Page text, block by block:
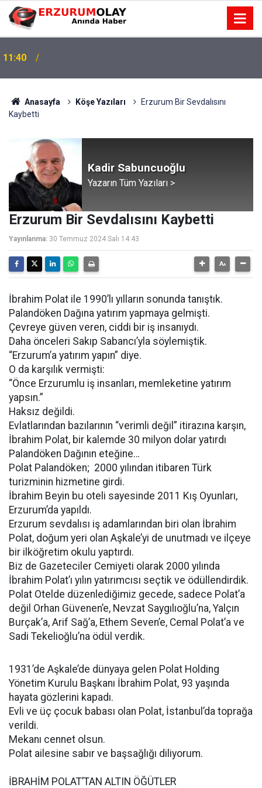
11:37
Anasayfa Köşe Yazıları
Erzurum Bir Sevdalısını
Kaybetti
Kadir Sabuncuoğlu
Yazarın Tüm Yazıları >
Erzurum Bir Sevdalısını Kaybetti
Yayınlanma: 30 Temmuz 2024 Salı 14:43
İbrahim Polat ile 1990’lı yılların sonunda tanıştık.
Palandöken Dağına yatırım yapmaya gelmişti.
Çevreye güven veren, ciddi bir iş insanıydı.
Daha önceleri Sakıp Sabancı’yla söylemiştik.
“Erzurum’a yatırım yapın” diye.
O da karşılık vermişti:
“Önce Erzurumlu iş insanları, memleketine yatırım
yapsın.”
Haksız değildi.
Evlatlarından bazılarının “verimli değil” itirazına karşın,
İbrahim Polat, bir kalemde 30 milyon dolar yatırdı
Palandöken Dağının eteğine…
Polat Palandöken; 2000 yılından itibaren Türk
turizminin hizmetine girdi.
İbrahim Beyin bu oteli sayesinde 2011 Kış Oyunları,
Erzurum’da yapıldı.
Erzurum sevdalısı iş adamlarından biri olan İbrahim
Polat, doğum yeri olan Aşkale’yi de unutmadı ve ilçeye
bir ilköğretim okulu yaptırdı.
Biz de Gazeteciler Cemiyeti olarak 2000 yılında
İbrahim Polat’ı yılın yatırımcısı seçtik ve ödüllendirdik.
Polat Otelde düzenlediğimiz gecede, sadece Polat’a
değil Orhan Güvenen’e, Nevzat Saygılıoğlu’na, Yalçın
Burçak’a, Arif Sağ’a, Ethem Seven’e, Cemal Polat’a ve
Sadi Tekelioğlu’na ödül verdik.
1931’de Aşkale’de dünyaya gelen Polat Holding
Yönetim Kurulu Başkanı İbrahim Polat, 93 yaşında
hayata gözlerini kapadı.
Evli ve üç çocuk babası olan Polat, İstanbul’da toprağa
verildi.
Mekanı cennet olsun.
Polat ailesine sabır ve başsağlığı diliyorum.
İBRAHİM POLAT’TAN ALTIN ÖĞÜTLER